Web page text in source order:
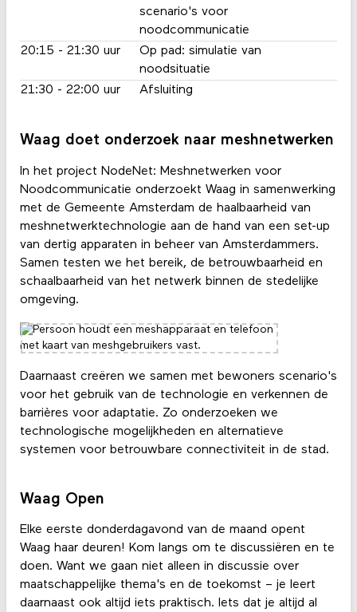
scenario's voor
noodcommunicatie
20:15 - 21:30 uur
Op pad: simulatie van
noodsituatie
21:30 - 22:00 uur
Afsluiting
Waag doet onderzoek naar meshnetwerken
In het project NodeNet: Meshnetwerken voor
Noodcommunicatie onderzoekt Waag in samenwerking
met de Gemeente Amsterdam de haalbaarheid van
meshnetwerktechnologie aan de hand van een set-up
van dertig apparaten in beheer van Amsterdammers.
Samen testen we het bereik, de betrouwbaarheid en
schaalbaarheid van het netwerk binnen de stedelijke
omgeving.
Daarnaast creëren we samen met bewoners scenario's
voor het gebruik van de technologie en verkennen de
barrières voor adaptatie. Zo onderzoeken we
technologische mogelijkheden en alternatieve
systemen voor betrouwbare connectiviteit in de stad.
Waag Open
Elke eerste donderdagavond van de maand opent
Waag haar deuren! Kom langs om te discussiëren en te
doen. Want we gaan niet alleen in discussie over
maatschappelijke thema's en de toekomst – je leert
daarnaast ook altijd iets praktisch. Iets dat je altijd al